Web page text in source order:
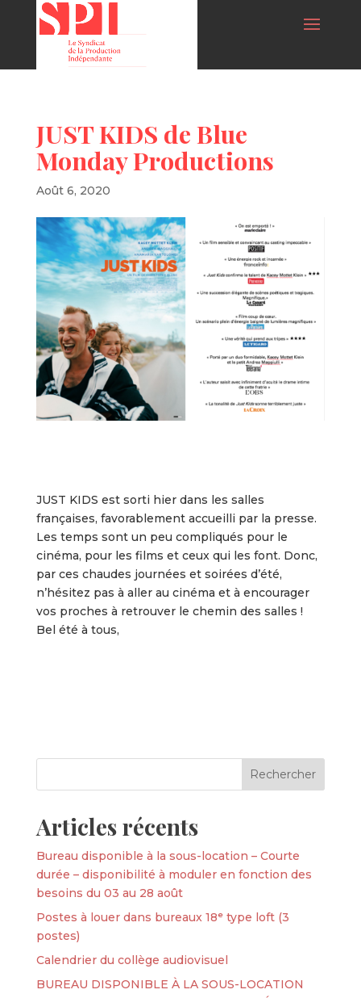
JUST KIDS de Blue
Monday Productions
Août 6, 2020
JUST KIDS est sorti hier dans les salles
françaises, favorablement accueilli par la presse.
Les temps sont un peu compliqués pour le
cinéma, pour les films et ceux qui les font. Donc,
par ces chaudes journées et soirées d’été,
n’hésitez pas à aller au cinéma et à encourager
vos proches à retrouver le chemin des salles !
Bel été à tous,
Articles récents
Bureau disponible à la sous-location – Courte
durée – disponibilité à moduler en fonction des
besoins du 03 au 28 août
Postes à louer dans bureaux 18ᵉ type loft (3
postes)
Calendrier du collège audiovisuel
BUREAU DISPONIBLE À LA SOUS-LOCATION